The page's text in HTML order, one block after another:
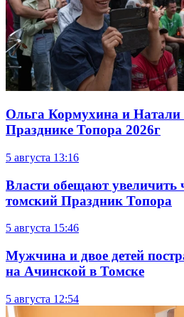
Ольга Кормухина и Натали
Празднике Топора 2026г
5 августа 13:16
Власти обещают увеличить
томский Праздник Топора
5 августа 15:46
Мужчина и двое детей
на Ачинской в Томске
5 августа 12:54